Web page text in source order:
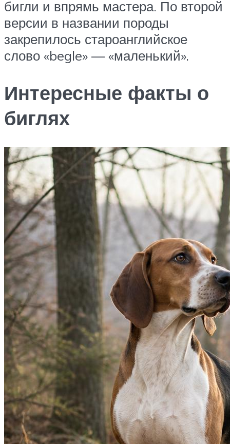
бигли и впрямь мастера. По второй
версии в названии породы
закрепилось староанглийское
слово «begle» — «маленький».
Интересные факты о
биглях